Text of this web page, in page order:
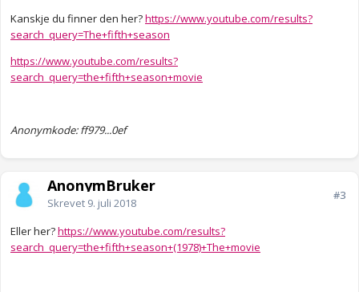
Kanskje du finner den her?https://www.youtube.com/results?
search_query=The+fifth+season
https://www.youtube.com/results?
search_query=the+fifth+season+movie
Anonymkode: ff979...0ef
AnonymBruker
Skrevet 9. juli 2018
#3
Eller her?https://www.youtube.com/results?
search_query=the+fifth+season+(1978)+The+movie